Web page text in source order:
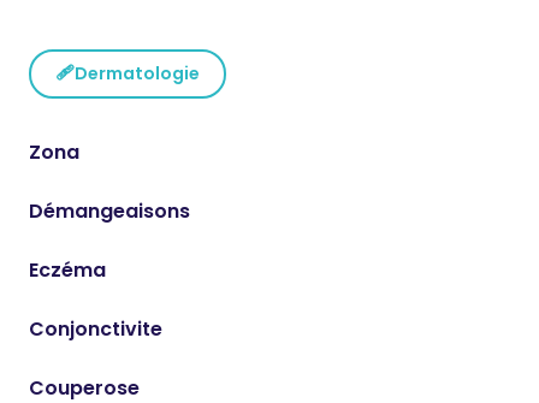
🩹Dermatologie
Zona
Démangeaisons
Eczéma
Conjonctivite
Couperose